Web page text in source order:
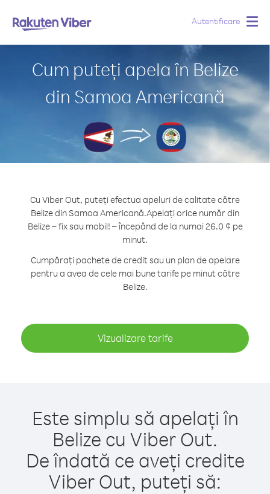
Autentificare
Cum puteți apela în Belize
din Samoa Americană
Cu Viber Out, puteți efectua apeluri de calitate către
Belize din Samoa Americană.Apelați orice număr din
Belize – fix sau mobil! – începând de la numai 26.0 ¢ pe
minut.
Cumpărați pachete de credit sau un plan de apelare
pentru a avea de cele mai bune tarife pe minut către
Belize.
Vizualizare tarife
Este simplu să apelați în
Belize cu Viber Out.
De îndată ce aveți credite
Viber Out, puteți să: